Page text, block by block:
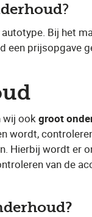
​?
Bij het
een prijsopgave
ook groot
wordt,
Hierbij wordt er
van de